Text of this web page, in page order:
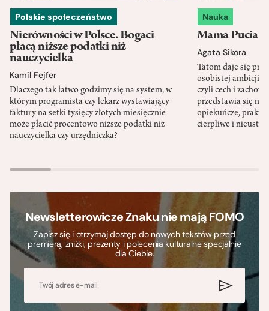
Polskie społeczeństwo
Nierówności w Polsce. Bogaci
płacą niższe podatki niż
nauczycielka
Kamil Fejfer
Dlaczego tak łatwo godzimy się na system, w
którym programista czy lekarz wystawiający
faktury na setki tysięcy złotych miesięcznie
może płacić procentowo niższe podatki niż
nauczycielka czy urzędniczka?
Nauka
Mama Pucia
Agata Sikora
Tatom daje się
osobistej ambicji,
czyli cech i
przedstawia się
opiekuńcze,
cierpliwe i
Newsletterowicze Znaku nie mają FOMO
Zapisz się i otrzymaj dostęp do nowych tekstów przed
premierą, zniżki, prezenty i polecenia kulturalne specjalnie
dla Ciebie.